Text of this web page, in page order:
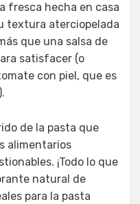
fresca hecha en casa
textura aterciopelada
que una salsa de
satisfacer (o
con piel, que es
de la pasta que
alimentarios
¡Todo lo que
natural de
para la pasta